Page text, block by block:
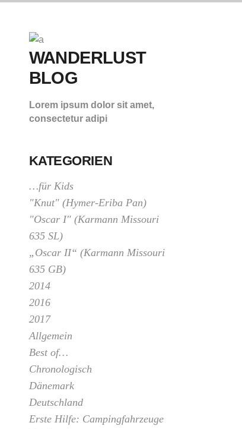
WANDERLUST
BLOG
Lorem ipsum dolor sit amet,
consectetur adipi
KATEGORIEN
…für Kids
"Knut" (Hymer-Eriba Pan)
"Oscar I" (Karmann Missouri
635 SL)
„Oscar II“ (Karmann Missouri
635 GB)
2014
2016
2017
Allgemein
Best of…
Chronologisch
Dänemark
Deutschland
Erste Hilfe: Campingfahrzeuge